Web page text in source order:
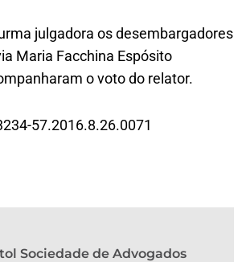
julgadora os desembargadores
Maria Facchina Espósito
o voto do relator.
57.2016.8.26.0071
Sociedade de Advogados